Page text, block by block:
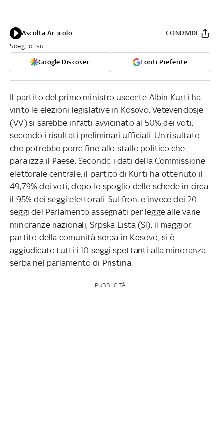
Ascolta Articolo
Sceglici su:
Google Discover Fonti Preferite
CONDIVIDI
Il partito del primo ministro uscente Albin Kurti ha
vinto le elezioni legislative in Kosovo. Vetevendosje
(VV) si sarebbe infatti avvicinato al 50% dei voti,
secondo i risultati preliminari ufficiali. Un risultato
che potrebbe porre fine allo stallo politico che
paralizza il Paese. Secondo i dati della Commissione
elettorale centrale, il partito di Kurti ha ottenuto il
49,79% dei voti, dopo lo spoglio delle schede in circa
il 95% dei seggi elettorali. Sul fronte invece dei 20
seggi del Parlamento assegnati per legge alle varie
minoranze nazionali, Srpska Lista (Sl), il maggior
partito della comunità serba in Kosovo, si è
aggiudicato tutti i 10 seggi spettanti alla minoranza
serba nel parlamento di Pristina.
PUBBLICITÀ